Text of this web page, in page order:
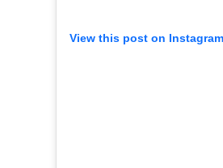
View this post on Instagram